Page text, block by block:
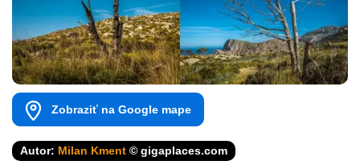
Zobraziť na Google mape
Autor: Milan Kment © gigaplaces.com